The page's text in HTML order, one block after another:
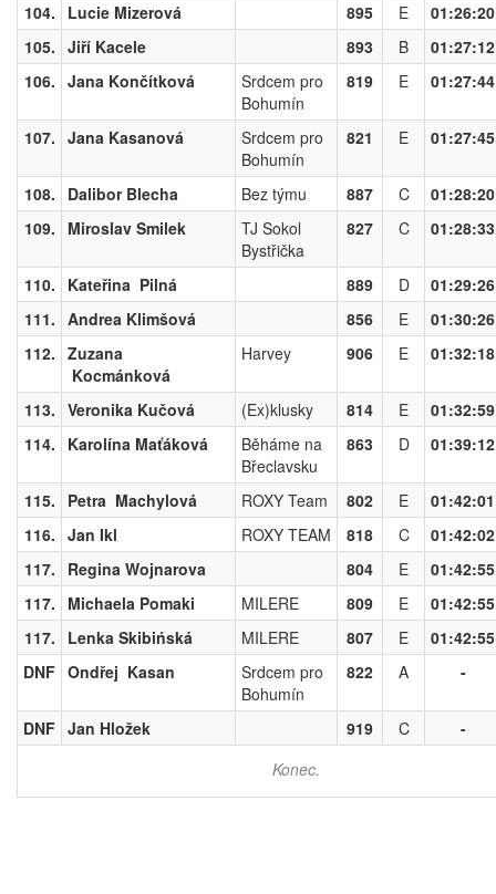
104.
Lucie Mizerová 895 E
01:26:20
105. Jiří Kacele 893 B
01:27:12
106. Jana Končítková
Srdcem pro
Bohumín
819 E 01:27:44
107. Jana Kasanová
Srdcem pro
Bohumín
821 E 01:27:45
108. Dalibor Blecha Bez týmu 887 C
01:28:20
109.
Miroslav Smilek
TJ Sokol
Bystřička
827 C 01:28:33
110. Kateřina Pilná 889 D
01:29:26
111. Andrea Klimšová 856 E
01:30:26
112. Zuzana
Kocmánková
Harvey 906 E 01:32:18
113. Veronika Kučová (Ex)klusky 814 E
01:32:59
114.
Karolína Maťáková
Běháme na
Břeclavsku
863 D 01:39:12
115. Petra Machylová ROXY Team 802 E
01:42:01
116. Jan Ikl ROXY TEAM 818 C
01:42:02
117.
Regina Wojnarova 804 E
01:42:55
117.
Michaela Pomaki MILERE 809 E
01:42:55
117.
Lenka Skibińská MILERE 807 E
01:42:55
DNF Ondřej Kasan
Srdcem pro
Bohumín
822 A -
DNF Jan Hložek 919 C
-
Konec.